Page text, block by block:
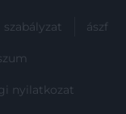
ászf
nyilatkozat